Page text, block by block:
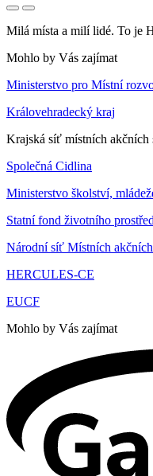
Milá místa a milí lidé. To je
Mohlo by Vás zajímat
Ministerstvo pro Místní
Královehradecký kraj
Krajská síť místních akčních
Společná Cidlina
Ministerstvo školství,
Statní fond životního
Národní síť Místních
HERCULES-CE
EUCF
Mohlo by Vás zajímat